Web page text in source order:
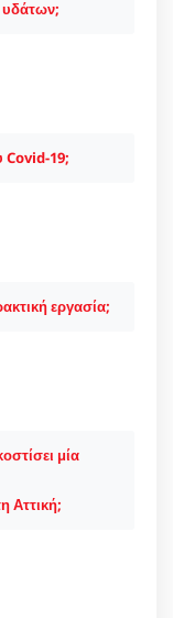
Covid-19;
εργασία;
μία
Αττική;